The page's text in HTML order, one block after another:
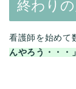
終わり
看護師を始めて
んやろう・・・」